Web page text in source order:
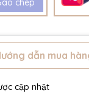
chép
dẫn mua
cập nhật